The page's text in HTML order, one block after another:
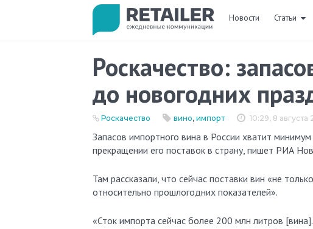
Новости Статьи
Роскачество:
до новогодних
10:29, 8 августа
Роскачество вино, импорт
Запасов импортного вина в России хватит минимум до новогодних праздников, даже при полном
прекращении его поставок в страну, пишет РИА
Там рассказали, что сейчас поставки вин «не
относительно прошлогодних показателей».
«Сток импорта сейчас более 200 млн литров